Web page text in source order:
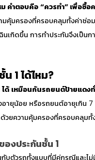
คำตอบคือ “ควรทำ” เพื่อซื้อ
มคุ้มครองที่ครอบคลุมทั้งค่าซ่
กิดขึ้น การทำประกันจึงเป็นก
1 ได้ไหม?
ด้ เหมือนกันรถยนต์ป้ายแดง
อายุน้อย หรือรถยนต์อายุเกิน
วยความคุ้มครองที่ครอบคลุม
งประกันชั้น 1
บตัวรถทั้งแบบที่มีคู่กรณีและไ